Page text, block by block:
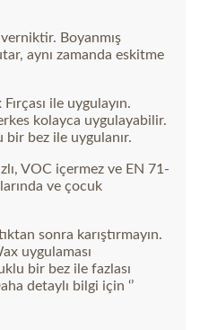
Boyanmış
aynı zamanda eskitme
ile uygulayın.
kolayca uygulayabilir.
bir bez ile uygulanır.
VOC içermez ve EN 71-
ve çocuk
sonra karıştırmayın.
uygulaması
bir bez ile fazlası
detaylı bilgi için ‘’